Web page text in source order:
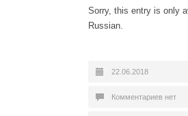
Sorry, this entry is only
Russian.
22.06.2018
Комментариев нет